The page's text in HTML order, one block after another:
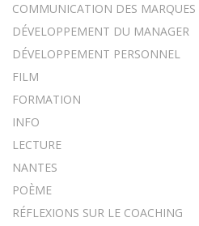
COMMUNICATION DES MARQUES
DÉVELOPPEMENT DU MANAGER
DÉVELOPPEMENT PERSONNEL
FILM
FORMATION
INFO
LECTURE
NANTES
POÈME
RÉFLEXIONS SUR LE COACHING